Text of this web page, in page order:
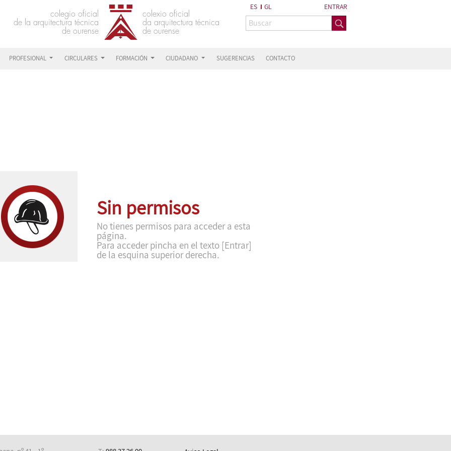
ES GL ENTRAR
PROFESIONAL CIRCULARES FORMACIÓN CIUDADANO SUGERENCIAS CONTACTO
Sin permisos
No tienes permisos para acceder a esta
página.
Para acceder pincha en el texto [Entrar]
de la esquina superior derecha.